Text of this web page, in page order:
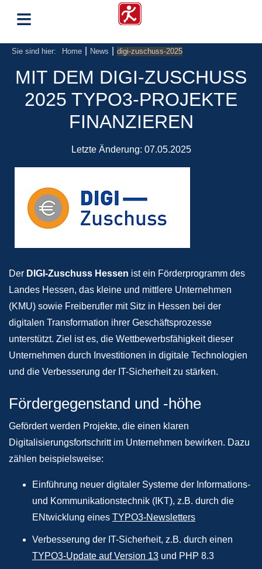
≡
Sie sind hier: Home News digi-zuschuss-2025
MIT DEM DIGI-ZUSCHUSS
2025 TYPO3-PROJEKTE
FINANZIEREN
Letzte Änderung: 07.05.2025
Der DIGI-Zuschuss Hessen ist ein Förderprogramm des
Landes Hessen, das kleine und mittlere Unternehmen
(KMU) sowie Freiberufler mit Sitz in Hessen bei der
digitalen Transformation ihrer Geschäftsprozesse
unterstützt. Ziel ist es, die Wettbewerbsfähigkeit dieser
Unternehmen durch Investitionen in digitale Technologien
und die Verbesserung der IT-Sicherheit zu stärken.
Fördergegenstand und -höhe
Gefördert werden Projekte, die einen klaren
Digitalisierungsfortschritt im Unternehmen bewirken. Dazu
zählen beispielsweise:​
Einführung neuer digitaler Systeme der Informations-
und Kommunikationstechnik (IKT), z.B. durch die
ENtwicklung eines TYPO3-Newsletters
Verbesserung der IT-Sicherheit, z.B. durch einen
TYPO3-Update auf Version 13 und PHP 8.3